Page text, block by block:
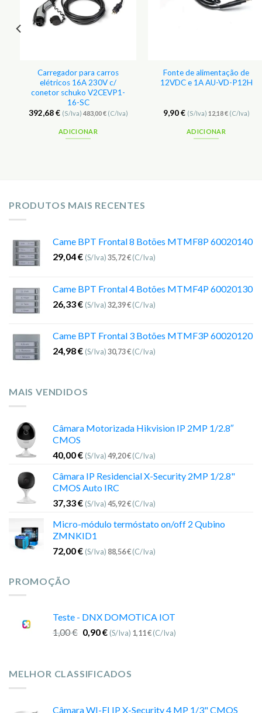
Carregador para carros
elétricos 16A 230V c/
conetor schuko V2CEVP1-
16-SC
392,68€ (S/Iva) 483,00€(C/Iva)
ADICIONAR
Fonte de alimentação de
12VDC e 1A AU-VD-P12H
9,90€ (S/Iva) 12,18€(C/Iva)
ADICIONAR
PRODUTOS MAIS RECENTES
Came BPT Frontal 8 Botões MTMF8P 60020140
29,04€ (S/Iva)35,72€(C/Iva)
Came BPT Frontal 4 Botões MTMF4P 60020130
26,33€ (S/Iva)32,39€(C/Iva)
Came BPT Frontal 3 Botões MTMF3P 60020120
24,98€ (S/Iva)30,73€(C/Iva)
MAIS VENDIDOS
Câmara Motorizada Hikvision IP 2MP 1/2.8″
CMOS
40,00€ (S/Iva)49,20€(C/Iva)
Câmara IP Residencial X-Security 2MP 1/2.8"
CMOS Auto IRC
37,33€ (S/Iva)45,92€(C/Iva)
Micro-módulo termóstato on/off 2 Qubino
ZMNKID1
72,00€ (S/Iva) 88,56€(C/Iva)
PROMOÇÃO
Teste - DNX DOMOTICA IOT
1,00€ 0,90€ (S/Iva) 1,11€(C/Iva)
MELHOR CLASSIFICADOS
Câmara WI-FI IP X-Security 4 MP 1/3" CMOS